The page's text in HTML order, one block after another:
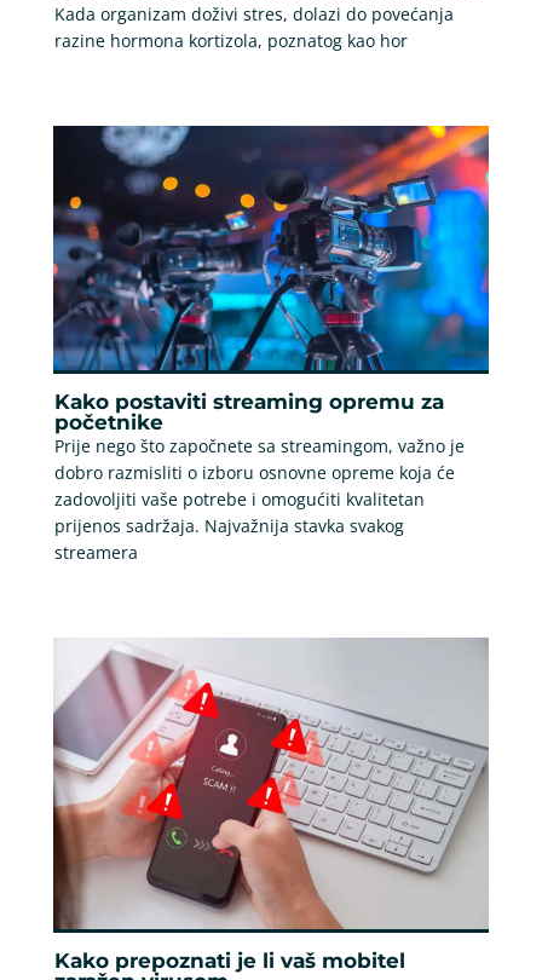
Kada organizam doživi stres, dolazi do povećanja
razine hormona kortizola, poznatog kao hor
Kako postaviti streaming opremu za
početnike
Prije nego što započnete sa streamingom, važno je
dobro razmisliti o izboru osnovne opreme koja će
zadovoljiti vaše potrebe i omogućiti kvalitetan
prijenos sadržaja. Najvažnija stavka svakog
streamera
Kako prepoznati je li vaš mobitel